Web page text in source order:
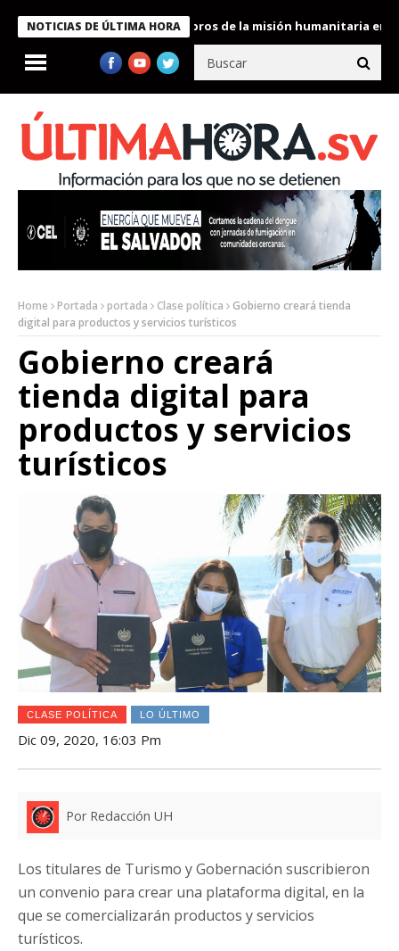
NOTICIAS DE ÚLTIMA HORA
Bukele condecora a miembros de la misión humanitaria enviada
Home Portada portada Clase política
Gobierno creará tienda
digital para productos y servicios turísticos
Gobierno creará
tienda digital para
productos y servicios
turísticos
CLASE POLÍTICA LO ÚLTIMO
Dic 09, 2020, 16:03 Pm
Por Redacción UH
Los titulares de Turismo y Gobernación suscribieron
un convenio para crear una plataforma digital, en la
que se comercializarán productos y servicios
turísticos.